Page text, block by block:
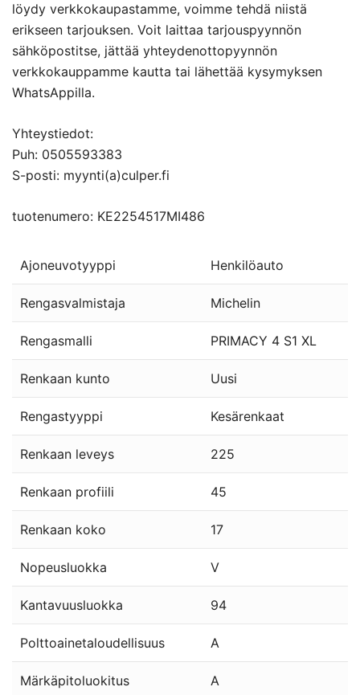
löydy verkkokaupastamme, voimme tehdä niistä
erikseen tarjouksen. Voit laittaa tarjouspyynnön
sähköpostitse, jättää yhteydenottopyynnön
verkkokauppamme kautta tai lähettää kysymyksen
WhatsAppilla.
Yhteystiedot:
Puh: 0505593383
S-posti: myynti(a)culper.fi
tuotenumero: KE2254517MI486
Ajoneuvotyyppi Henkilöauto
Rengasvalmistaja Michelin
Rengasmalli PRIMACY 4 S1 XL
Renkaan kunto Uusi
Rengastyyppi Kesärenkaat
Renkaan leveys 225
Renkaan profiili 45
Renkaan koko 17
Nopeusluokka V
Kantavuusluokka 94
Polttoainetaloudellisuus A
Märkäpitoluokitus A